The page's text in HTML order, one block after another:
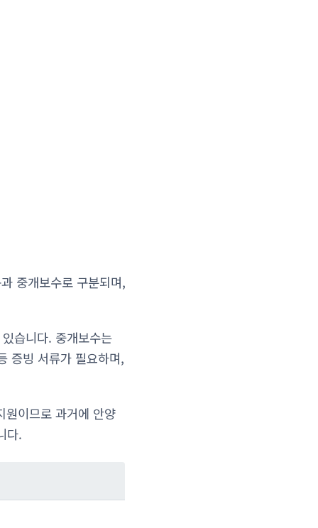
중개보수로 구분되며,
습니다. 중개보수는
증빙 서류가 필요하며,
원이므로 과거에 안양
다.